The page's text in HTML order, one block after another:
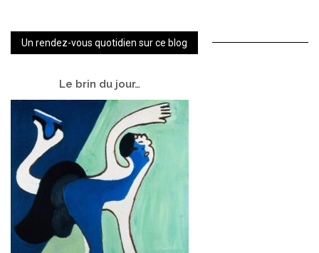
Un rendez-vous quotidien sur ce blog
Le brin du jour…